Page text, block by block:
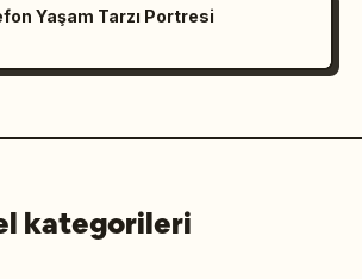
Yaşam Tarzı Portresi
kategorileri